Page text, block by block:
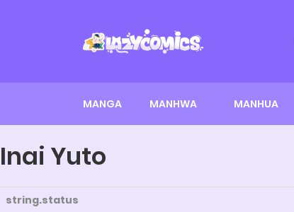
MANGA MANHWA MANHUA
Inai Yuto
string.status